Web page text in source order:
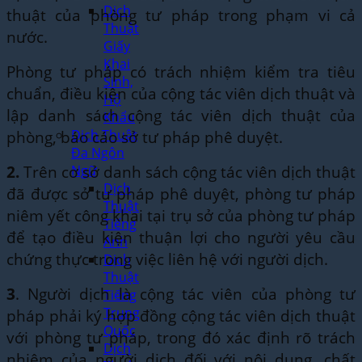
Dịch
Thuật
Giấy
Khai
Sinh,
Hộ
Khẩu
Dịch Thuật
Đa Ngôn
Ngữ
Dịch
Thuật
Tiếng
Anh
Dịch
Thuật
Tiếng
Trung
Quốc
Dịch
thuật của phòng tư pháp trong phạm vi cả
nước.
Phòng tư pháp có trách nhiệm kiểm tra tiêu
chuẩn, điều kiện của cộng tác viên dịch thuật và
lập danh sách cộng tác viên dịch thuật của
phòng, báo cáo sở tư pháp phê duyệt.
2. Trên cơ sở danh sách cộng tác viên dịch thuật
đã được sở tư pháp phê duyệt, phòng tư pháp
niêm yết công khai tại trụ sở của phòng tư pháp
để tạo điều kiện thuận lợi cho người yêu cầu
chứng thực trong việc liên hệ với người dịch.
3. Người dịch là cộng tác viên của phòng tư
pháp phải ký hợp đồng cộng tác viên dịch thuật
với phòng tư pháp, trong đó xác định rõ trách